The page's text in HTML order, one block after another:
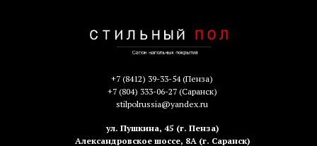
+7 (8412) 39-33-54(Пенза)
+7 (804) 333-06-27(Саранск)
stilpolrussia@yandex.ru
ул. Пушкина, 45 (г. Пенза)
Александровское шоссе, 8А (г. Саранск)